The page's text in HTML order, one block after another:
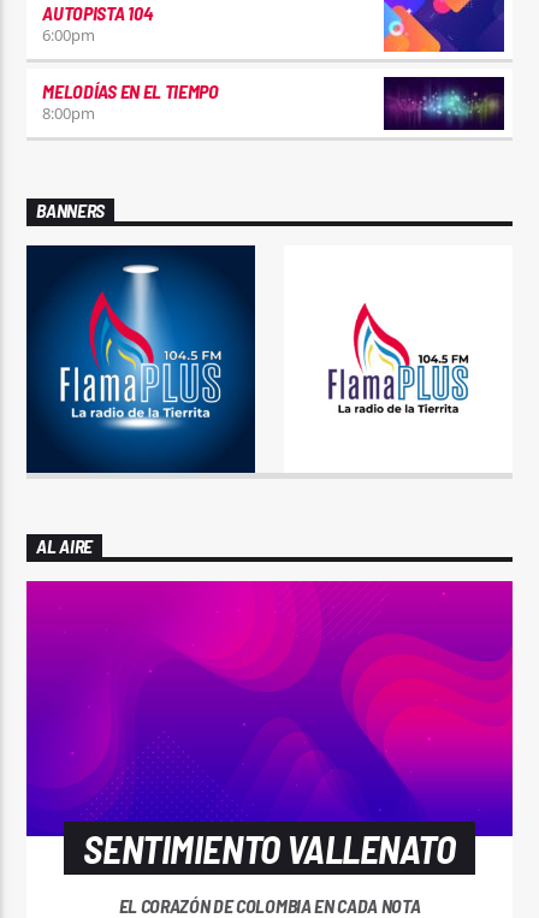
AUTOPISTA 104
6:00pm
MELODÍAS EN EL TIEMPO
8:00pm
BANNERS
AL AIRE
SENTIMIENTO VALLENATO
EL CORAZÓN DE COLOMBIA EN CADA NOTA